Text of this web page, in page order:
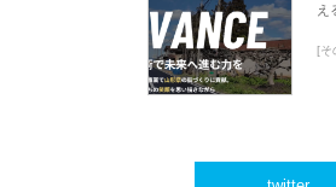
え
[そ